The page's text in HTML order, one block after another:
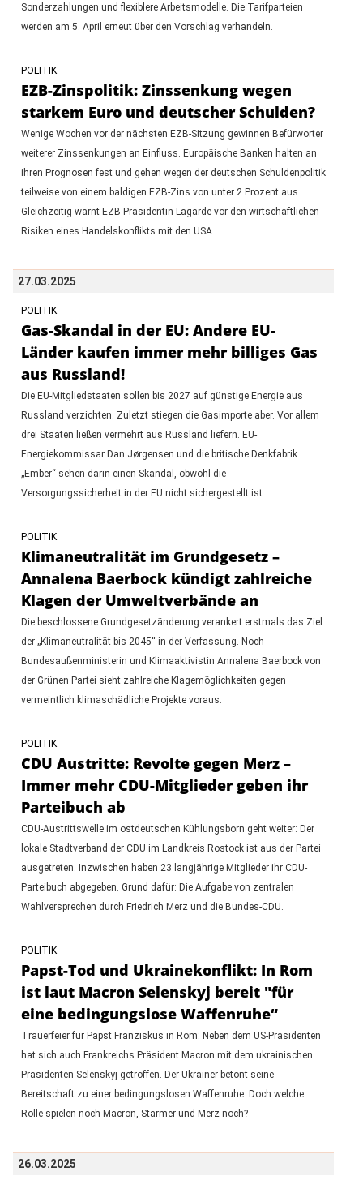
Sonderzahlungen und flexiblere Arbeitsmodelle. Die Tarifparteien
werden am 5. April erneut über den Vorschlag verhandeln.
POLITIK
EZB-Zinspolitik: Zinssenkung wegen
starkem Euro und deutscher Schulden?
Wenige Wochen vor der nächsten EZB-Sitzung gewinnen Befürworter
weiterer Zinssenkungen an Einfluss. Europäische Banken halten an
ihren Prognosen fest und gehen wegen der deutschen Schuldenpolitik
teilweise von einem baldigen EZB-Zins von unter 2 Prozent aus.
Gleichzeitig warnt EZB-Präsidentin Lagarde vor den wirtschaftlichen
Risiken eines Handelskonflikts mit den USA.
27.03.2025
POLITIK
Gas-Skandal in der EU: Andere EU-
Länder kaufen immer mehr billiges Gas
aus Russland!
Die EU-Mitgliedstaaten sollen bis 2027 auf günstige Energie aus
Russland verzichten. Zuletzt stiegen die Gasimporte aber. Vor allem
drei Staaten ließen vermehrt aus Russland liefern. EU-
Energiekommissar Dan Jørgensen und die britische Denkfabrik
„Ember“ sehen darin einen Skandal, obwohl die
Versorgungssicherheit in der EU nicht sichergestellt ist.
POLITIK
Klimaneutralität im Grundgesetz –
Annalena Baerbock kündigt zahlreiche
Klagen der Umweltverbände an
Die beschlossene Grundgesetzänderung verankert erstmals das Ziel
der „Klimaneutralität bis 2045“ in der Verfassung. Noch-
Bundesaußenministerin und Klimaaktivistin Annalena Baerbock von
der Grünen Partei sieht zahlreiche Klagemöglichkeiten gegen
vermeintlich klimaschädliche Projekte voraus.
POLITIK
CDU Austritte: Revolte gegen Merz –
Immer mehr CDU-Mitglieder geben ihr
Parteibuch ab
CDU-Austrittswelle im ostdeutschen Kühlungsborn geht weiter: Der
lokale Stadtverband der CDU im Landkreis Rostock ist aus der Partei
ausgetreten. Inzwischen haben 23 langjährige Mitglieder ihr CDU-
Parteibuch abgegeben. Grund dafür: Die Aufgabe von zentralen
Wahlversprechen durch Friedrich Merz und die Bundes-CDU.
POLITIK
Papst-Tod und Ukrainekonflikt: In Rom
ist laut Macron Selenskyj bereit "für
eine bedingungslose Waffenruhe“
Trauerfeier für Papst Franziskus in Rom: Neben dem US-Präsidenten
hat sich auch Frankreichs Präsident Macron mit dem ukrainischen
Präsidenten Selenskyj getroffen. Der Ukrainer betont seine
Bereitschaft zu einer bedingungslosen Waffenruhe. Doch welche
Rolle spielen noch Macron, Starmer und Merz noch?
26.03.2025